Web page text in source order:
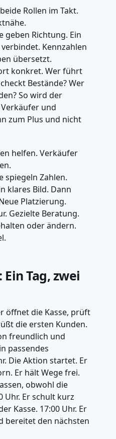
Rollen im Takt.
geben Richtung. Ein
Kennzahlen
übersetzt.
konkret. Wer führt
Bestände? Wer
So wird der
und
zum Plus und nicht
helfen. Verkäufer
spiegeln Zahlen.
klares Bild. Dann
Platzierung.
Gezielte Beratung.
oder ändern.
Tag, zwei
öffnet die Kasse, prüft
die ersten Kunden.
freundlich und
passendes
Die Aktion startet. Er
Er hält Wege frei.
obwohl die
Uhr. Er schult kurz
Kasse. 17:00 Uhr. Er
bereitet den nächsten